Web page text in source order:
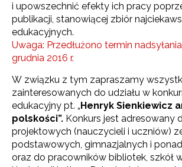
i upowszechnić efekty ich pracy
publikacji, stanowiącej zbiór
edukacyjnych.
Uwaga: Przedłużono termin
grudnia 2016 r.
W związku z tym zapraszamy
zainteresowanych do udziału w
edukacyjny pt. „Henryk Sienkiewicz
polskości”. Konkurs jest adresowany
projektowych (nauczycieli i uczniów)
podstawowych, gimnazjalnych i
oraz do pracowników bibliotek, szkół